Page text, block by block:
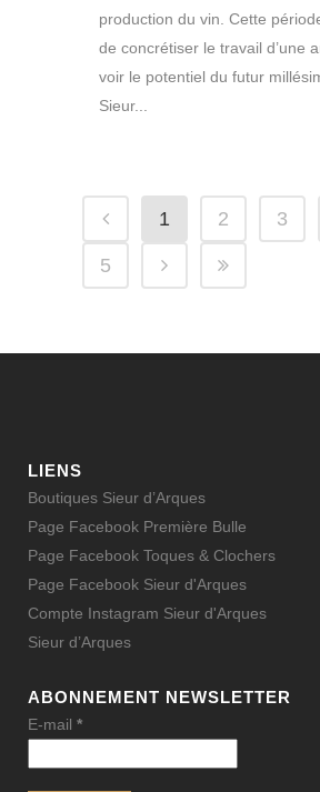
production du vin. Cette
de concrétiser le travail d’une
voir le potentiel du futur
Sieur...
1 2 3
5
LIENS
Boutiques Sieur d’Arques
Page Facebook Première Bulle
Page Facebook Toques & Clochers
Page Facebook Sieur d'Arques
Compte Instagram Sieur d'Arques
Sieur d’Arques
ABONNEMENT NEWSLETTER
E-mail *